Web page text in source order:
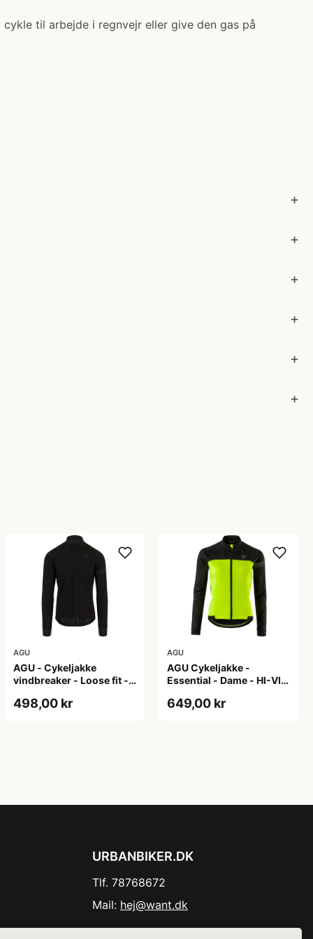
til arbejde i regnvejr eller give den gas på
AGU
AGU - Cykeljakke
vindbreaker - Loose fit -
498,00 kr
AGU
AGU Cykeljakke -
Essential - Dame - HI-VIS
649,00 kr
URBANBIKER.DK
Tlf. 78768672
Mail: hej@want.dk